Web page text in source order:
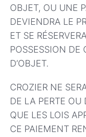
OBJET, OU UNE
DEVIENDRA LE
ET SE
POSSESSION DE
D’OBJET.
CROZIER NE
DE LA PERTE OU
QUE LES LOIS
CE PAIEMENT